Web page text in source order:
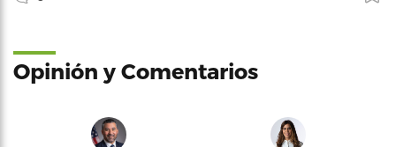
Opinión y Comentarios